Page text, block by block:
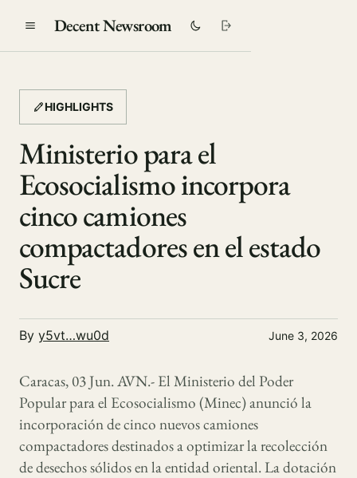
Decent Newsroom
HIGHLIGHTS
Ministerio para el
Ecosocialismo incorpora
cinco camiones
compactadores en el estado
Sucre
By y5vt…wu0d June 3, 2026
Caracas, 03 Jun. AVN.- El Ministerio del Poder
Popular para el Ecosocialismo (Minec) anunció la
incorporación de cinco nuevos camiones
compactadores destinados a optimizar la recolección
de desechos sólidos en la entidad oriental. La dotación